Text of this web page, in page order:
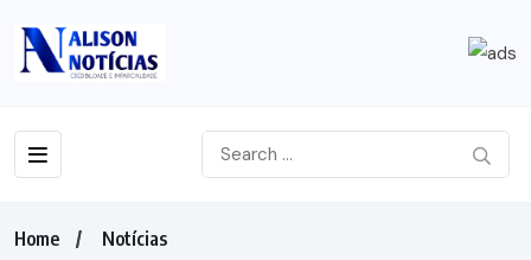
Home
Notícias